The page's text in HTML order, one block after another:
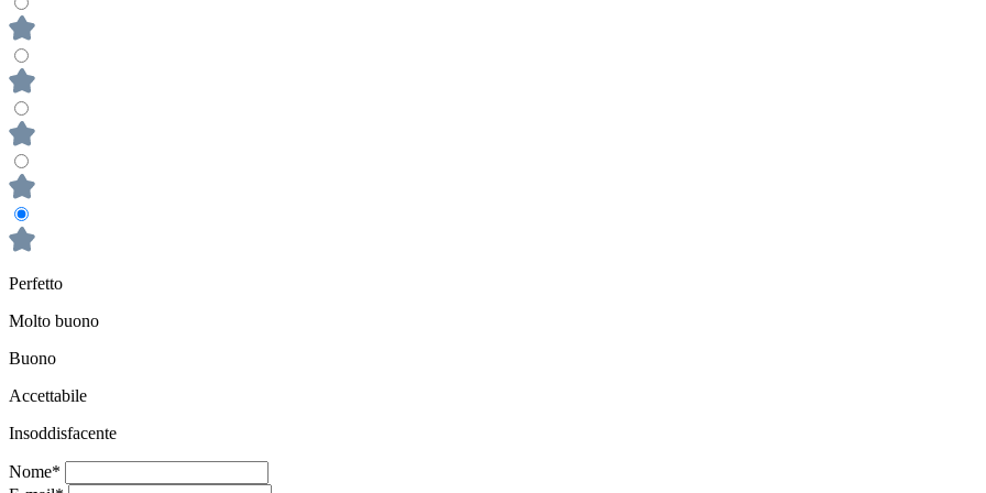
Perfetto
Molto buono
Buono
Accettabile
Insoddisfacente
Nome*